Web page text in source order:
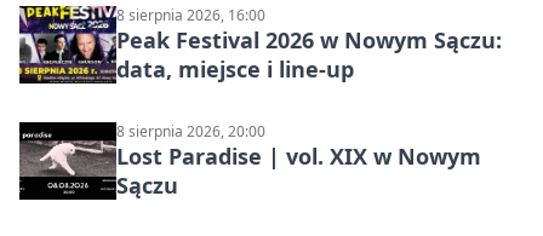
8 sierpnia 2026, 16:00
Peak Festival 2026 w Nowym Sączu:
data, miejsce i line-up
8 sierpnia 2026, 20:00
Lost Paradise | vol. XIX w Nowym
Sączu